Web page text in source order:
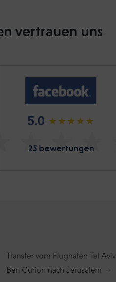
vertrauen uns
5.0
25 bewertungen
Transfer vom Flughafen Tel Aviv
Ben Gurion nach Jerusalem